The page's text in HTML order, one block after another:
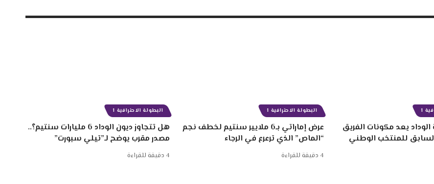
1
يعد مكونات الفريق
للمنتخب الوطني
البطولة الاحترافية 1
عرض إماراتي بـ6 ملايير سنتيم لخطف نجم
“الماص” الذي ترعرع في الرجاء
4 دقيقة للقراءة
البطولة الاحترافية 1
هل تتجاوز ديون الوداد 6 مليارات سنتيم؟..
مصدر مقرب يوضح لـ”تيلي سبورت”
4 دقيقة للقراءة